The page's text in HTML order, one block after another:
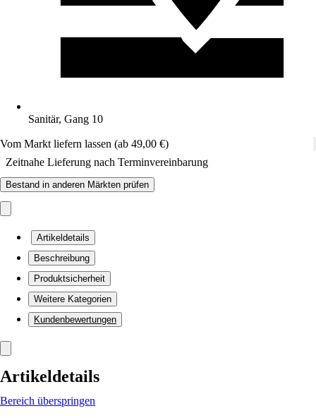
Sanitär, Gang 10
Vom Markt liefern lassen (ab 49,00 €)
Zeitnahe Lieferung nach Terminvereinbarung
Bestand in anderen Märkten prüfen
Artikeldetails
Beschreibung
Produktsicherheit
Weitere Kategorien
Kundenbewertungen
Artikeldetails
Bereich überspringen